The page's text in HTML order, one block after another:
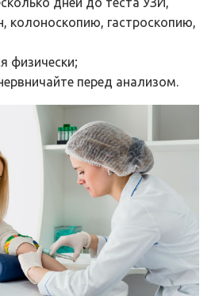
колоноскопию, гастроскопию,
физически;
перед анализом.